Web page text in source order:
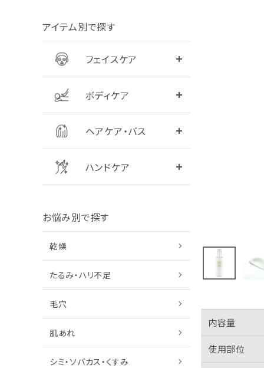
全商品をみる シャンプー
全商品をみる ハンドクリーム
アイテム別で探す
フェイスケア
ボディケア
ヘアケア・バス
ハンドケア
お悩み別で探す
乾燥
たるみ・ハリ不足
毛穴
肌あれ
シミ・ソバカス・くすみ
内容量
使用部位